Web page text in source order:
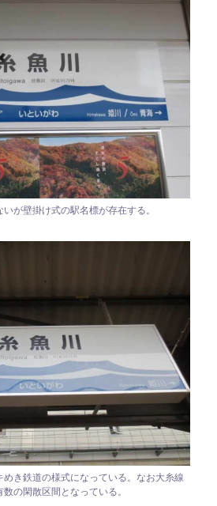
が壁掛け式の駅名標が存在する。
き鉄道の様式になっている。なお大糸線
の閑散区間となっている。